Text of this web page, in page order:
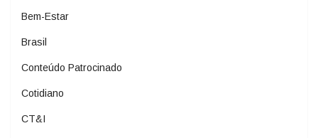
Bem-Estar
Brasil
Conteúdo Patrocinado
Cotidiano
CT&I